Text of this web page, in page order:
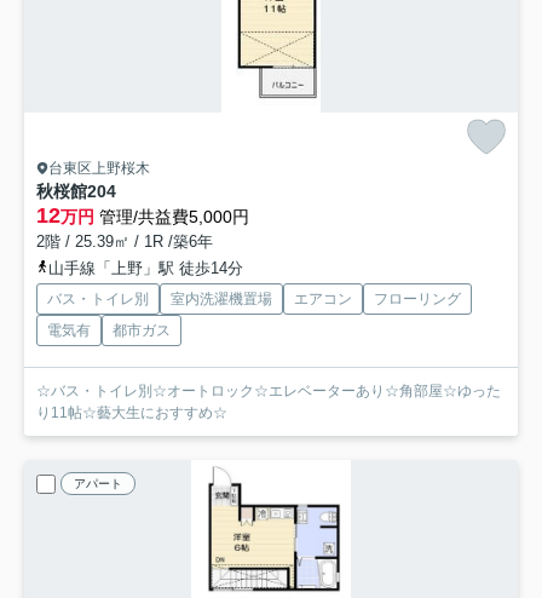
台東区上野桜木
秋桜館204
12万円 管理/共益費5,000円
2階 / 25.39㎡ / 1R /築6年
山手線「上野」駅 徒歩14分
バス・トイレ別 室内洗濯機置場 エアコン
フローリング
電気有
都市ガス
☆バス・トイレ別☆オートロック☆エレベーターあり☆角部屋☆ゆった
り11帖☆藝大生におすすめ☆
アパート